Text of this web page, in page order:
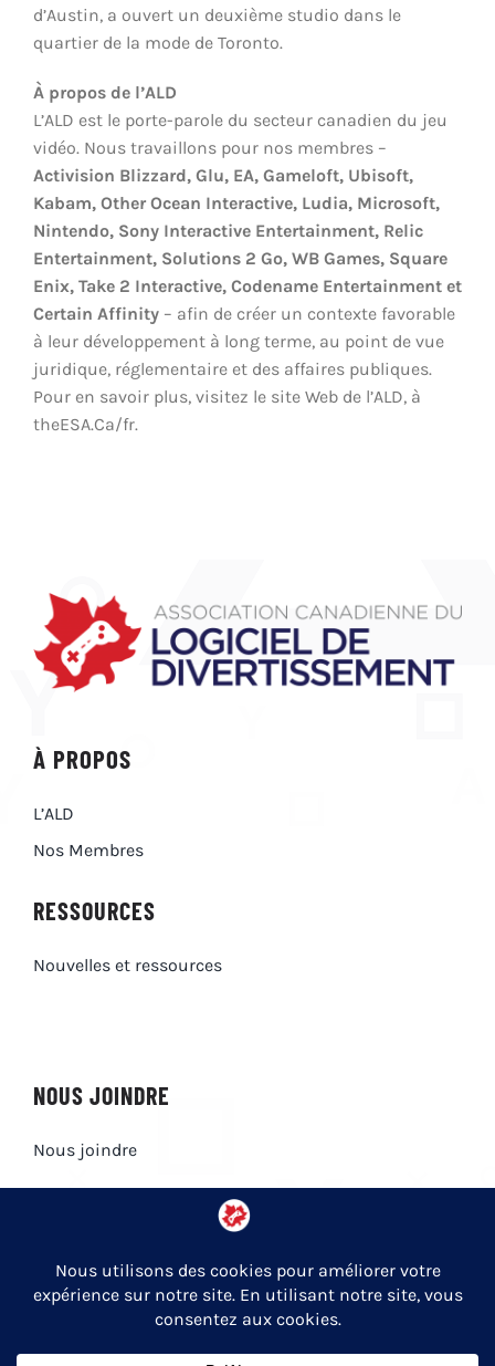
d’Austin, a ouvert un deuxième studio dans le
quartier de la mode de Toronto.
À propos de l’ALD
L’ALD est le porte-parole du secteur canadien du jeu
vidéo. Nous travaillons pour nos membres –
Activision Blizzard, Glu, EA, Gameloft, Ubisoft,
Kabam, Other Ocean Interactive, Ludia, Microsoft,
Nintendo, Sony Interactive Entertainment, Relic
Entertainment, Solutions 2 Go, WB Games, Square
Enix, Take 2 Interactive, Codename Entertainment et
Certain Affinity – afin de créer un contexte favorable
à leur développement à long terme, au point de vue
juridique, réglementaire et des affaires publiques.
Pour en savoir plus, visitez le site Web de l’ALD, à
theESA.Ca/fr.
À PROPOS
L’ALD
Nos Membres
RESSOURCES
Nouvelles et ressources
NOUS JOINDRE
Nous joindre